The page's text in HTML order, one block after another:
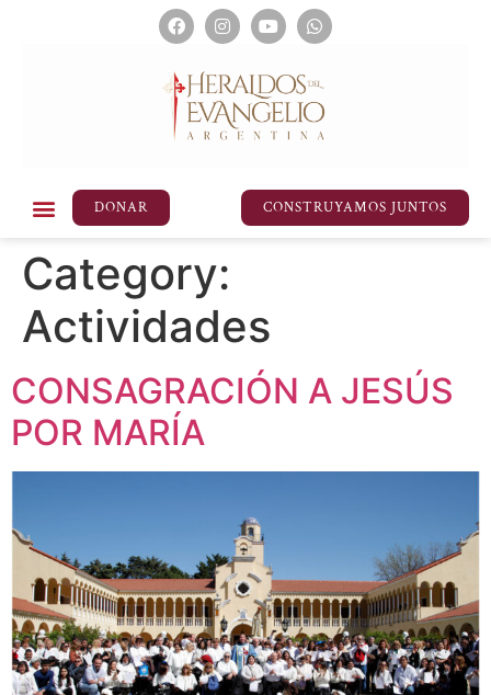
DONAR CONSTRUYAMOS JUNTOS
Category:
Actividades
CONSAGRACIÓN A JESÚS
POR MARÍA